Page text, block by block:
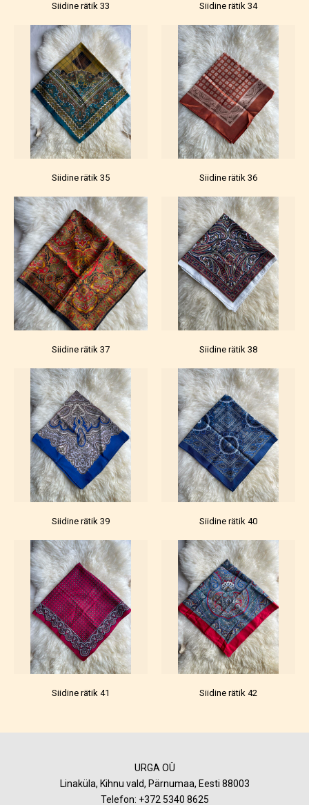
Siidine rätik 33 Siidine rätik 34
Siidine rätik 35 Siidine rätik 36
Siidine rätik 37 Siidine rätik 38
Siidine rätik 39 Siidine rätik 40
Siidine rätik 41 Siidine rätik 42
URGA OÜ
Linaküla, Kihnu vald, Pärnumaa, Eesti 88003
Telefon: +372 5340 8625